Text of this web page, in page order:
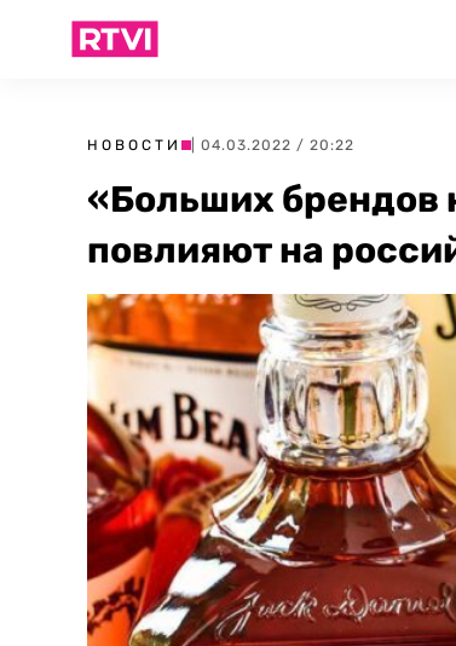
НОВОСТИ | 04.03.2022 / 20:22
«Больших брендов
повлияют на